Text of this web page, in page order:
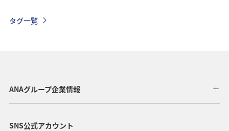
マアジ
タグ一覧
ANAグループ企業情報
SNS公式アカウント